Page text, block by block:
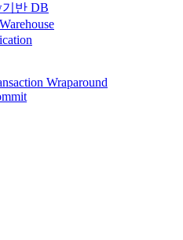
기반 DB
Wraparound